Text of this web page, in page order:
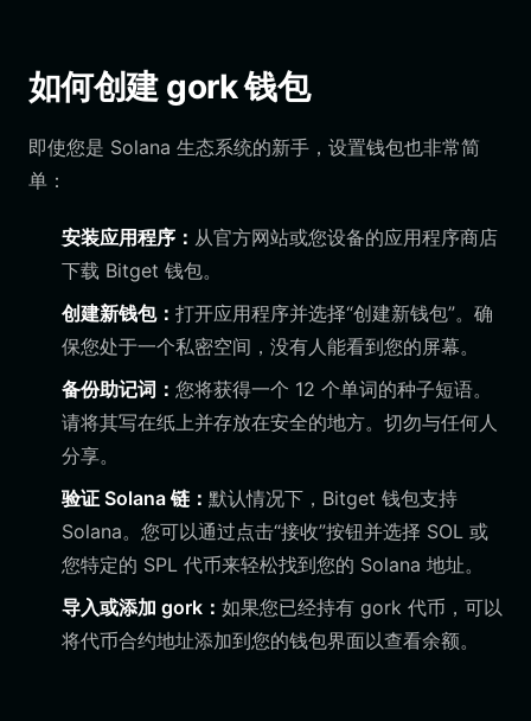
如何创建 gork 钱包
即使您是 Solana 生态系统的新手，设置钱包也非常简
单：
安装应用程序： 从官方网站或您设备的应用程序商店
下载 Bitget 钱包。
创建新钱包： 打开应用程序并选择“创建新钱包”。确
保您处于一个私密空间，没有人能看到您的屏幕。
备份助记词： 您将获得一个 12 个单词的种子短语。
请将其写在纸上并存放在安全的地方。切勿与任何人
分享。
验证 Solana 链： 默认情况下，Bitget 钱包支持
Solana。您可以通过点击“接收”按钮并选择 SOL 或
您特定的 SPL 代币来轻松找到您的 Solana 地址。
导入或添加 gork： 如果您已经持有 gork 代币，可以
将代币合约地址添加到您的钱包界面以查看余额。